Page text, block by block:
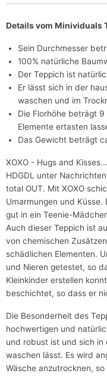
Details vom Minividuals
Sein Durchmesser
100% natürliche
Der Teppich ist
Er lässt sich in der
waschen und im
Die Florhöhe beträgt
Elemente ertasten
Das Gewicht beträgt
XOXO - Hugs and
HDGDL unter
total OUT. Mit XOXO
Umarmungen und
gut in ein Teenie-
Auch dieser Teppich ist
von chemischen
schädlichen Elementen.
und Nieren getestet, so
Kleinkinder erstellen
beschichtet, so dass er
Die Besonderheit des
hochwertigen und
und robust ist und sich in
waschen lässt. Es wird
Wäsche anzutrocknen,